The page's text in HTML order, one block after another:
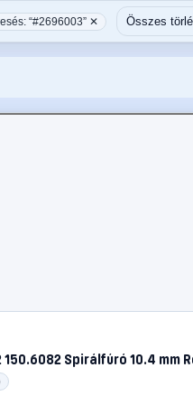
“#2696003” ✕ Összes
150.6082 Spirálfúró 10.4 mm